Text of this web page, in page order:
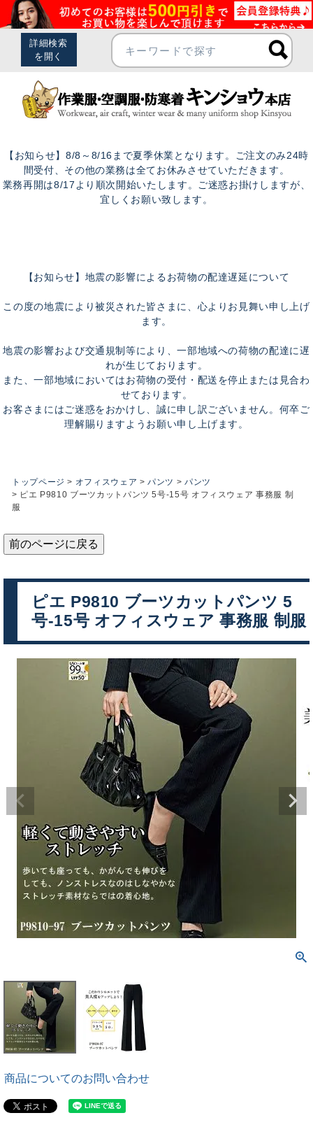
【お知らせ】8/8～8/16まで夏季休業となります。ご注文のみ24時
間受付、その他の業務は全てお休みさせていただきます。
業務再開は8/17より順次開始いたします。ご迷惑お掛けしますが、
宜しくお願い致します。
【お知らせ】地震の影響によるお荷物の配達遅延について
この度の地震により被災された皆さまに、心よりお見舞い申し上げ
ます。
地震の影響および交通規制等により、一部地域への荷物の配達に遅
れが生じております。
また、一部地域においてはお荷物の受付・配送を停止または見合わ
せております。
お客さまにはご迷惑をおかけし、誠に申し訳ございません。何卒ご
理解賜りますようお願い申し上げます。
トップページ オフィスウェア パンツ
パンツ
ピエ P9810 ブーツカットパンツ 5号-15号 オフィスウェア 事務服 制
服
前のページに戻る
ピエ P9810 ブーツカットパンツ 5
号-15号 オフィスウェア 事務服 制服
商品についてのお問い合わせ